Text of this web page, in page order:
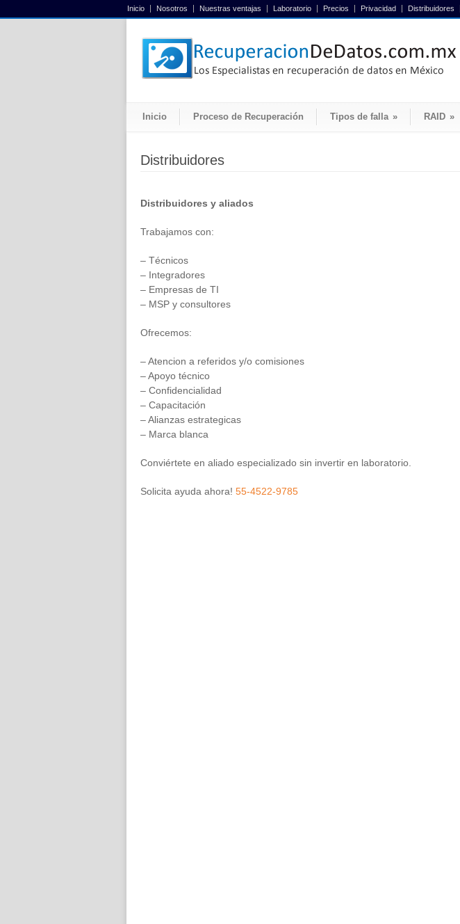
Inicio Nosotros Nuestras ventajas Laboratorio Precios Privacidad Distribuidores
Inicio Proceso de Recuperación Tipos de falla » RAID »
Distribuidores
Distribuidores y aliados
Trabajamos con:
– Técnicos
– Integradores
– Empresas de TI
– MSP y consultores
Ofrecemos:
– Atencion a referidos y/o comisiones
– Apoyo técnico
– Confidencialidad
– Capacitación
– Alianzas estrategicas
– Marca blanca
Conviértete en aliado especializado sin invertir en laboratorio.
Solicita ayuda ahora! 55-4522-9785